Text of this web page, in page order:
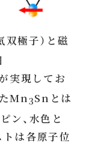
極子）と磁
実現してお
Mn3Snとは
ン、水色と
は各原子位